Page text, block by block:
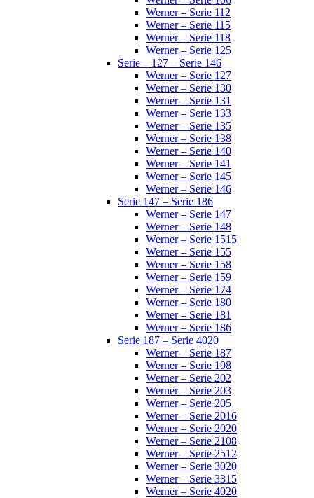
Werner – Serie 112
Werner – Serie 115
Werner – Serie 118
Werner – Serie 125
Serie – 127 – Serie 146
Werner – Serie 127
Werner – Serie 130
Werner – Serie 131
Werner – Serie 133
Werner – Serie 135
Werner – Serie 138
Werner – Serie 140
Werner – Serie 141
Werner – Serie 145
Werner – Serie 146
Serie 147 – Serie 186
Werner – Serie 147
Werner – Serie 148
Werner – Serie 1515
Werner – Serie 155
Werner – Serie 158
Werner – Serie 159
Werner – Serie 174
Werner – Serie 180
Werner – Serie 181
Werner – Serie 186
Serie 187 – Serie 4020
Werner – Serie 187
Werner – Serie 198
Werner – Serie 202
Werner – Serie 203
Werner – Serie 205
Werner – Serie 2016
Werner – Serie 2020
Werner – Serie 2108
Werner – Serie 2512
Werner – Serie 3020
Werner – Serie 3315
Werner – Serie 4020